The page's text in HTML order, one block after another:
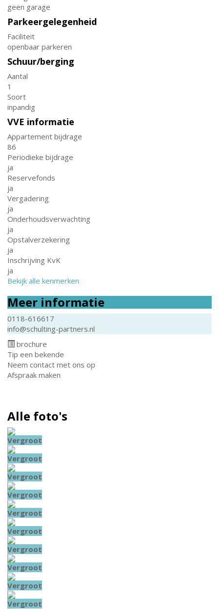
geen garage
Parkeergelegenheid
Faciliteit
openbaar parkeren
Schuur/berging
Aantal
1
Soort
inpandig
VVE informatie
Appartement bijdrage
86
Periodieke bijdrage
ja
Reservefonds
ja
Vergadering
ja
Onderhoudsverwachting
ja
Opstalverzekering
ja
Inschrijving KvK
ja
Bekijk alle kenmerken
Meer informatie
0118-616617
info@schulting-partners.nl
brochure
Tip een bekende
Neem contact met ons op
Afspraak maken
Alle foto's
Vergroot
Vergroot
Vergroot
Vergroot
Vergroot
Vergroot
Vergroot
Vergroot
Vergroot
Vergroot